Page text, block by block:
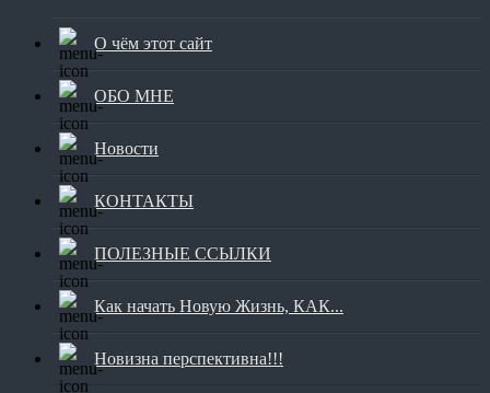
О чём этот сайт
ОБО МНЕ
Новости
КОНТАКТЫ
ПОЛЕЗНЫЕ ССЫЛКИ
Как начать Новую Жизнь, КАК...
Новизна перспективна!!!